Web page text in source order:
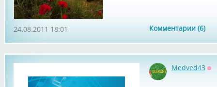
Комментарии (6)
24.08.2011 18:01
Medved43